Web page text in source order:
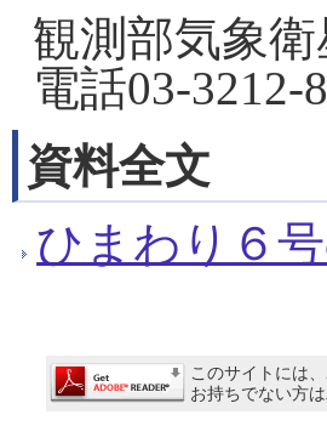
観測部気象
電話03-3212-
資料全文
ひまわり６
このサイトには、
お持ちでない方